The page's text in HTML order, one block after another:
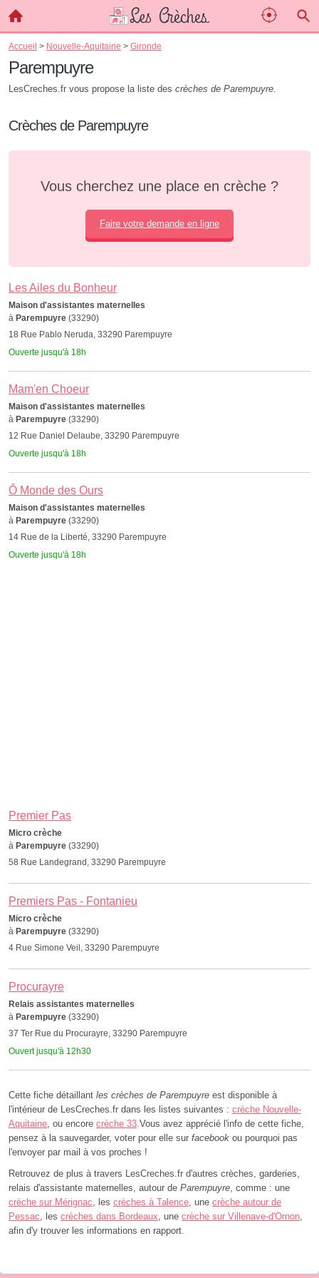
Accueil > Nouvelle-Aquitaine > Gironde
Parempuyre
LesCreches.fr vous propose la liste des crèches de Parempuyre.
Crèches de Parempuyre
Vous cherchez une place en crèche ?
Faire votre demande en ligne
Les Ailes du Bonheur
Maison d'assistantes maternelles
à Parempuyre (33290)
18 Rue Pablo Neruda, 33290 Parempuyre
Ouverte jusqu'à 18h
Mam'en Choeur
Maison d'assistantes maternelles
à Parempuyre (33290)
12 Rue Daniel Delaube, 33290 Parempuyre
Ouverte jusqu'à 18h
Ô Monde des Ours
Maison d'assistantes maternelles
à Parempuyre (33290)
14 Rue de la Liberté, 33290 Parempuyre
Ouverte jusqu'à 18h
Premier Pas
Micro crèche
à Parempuyre (33290)
58 Rue Landegrand, 33290 Parempuyre
Premiers Pas - Fontanieu
Micro crèche
à Parempuyre (33290)
4 Rue Simone Veil, 33290 Parempuyre
Procurayre
Relais assistantes maternelles
à Parempuyre (33290)
37 Ter Rue du Procurayre, 33290 Parempuyre
Ouvert jusqu'à 12h30
Cette fiche détaillant les crèches de Parempuyre est disponible à
l'intérieur de LesCreches.fr dans les listes suivantes : crèche Nouvelle-
Aquitaine, ou encore crèche 33.Vous avez apprécié l'info de cette fiche,
pensez à la sauvegarder, voter pour elle sur facebook ou pourquoi pas
l'envoyer par mail à vos proches !
Retrouvez de plus à travers LesCreches.fr d'autres crèches, garderies,
relais d'assistante maternelles, autour de Parempuyre, comme : une
crèche sur Mérignac, les crèches à Talence, une crèche autour de
Pessac, les crèches dans Bordeaux, une crèche sur Villenave-d'Ornon,
afin d'y trouver les informations en rapport.